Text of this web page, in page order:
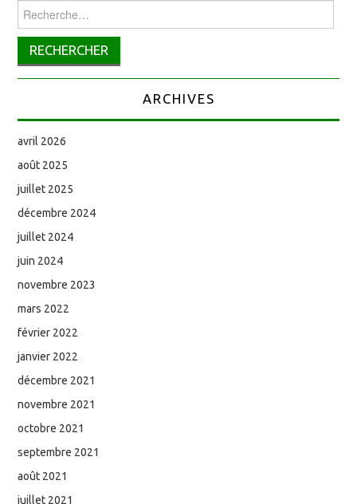
Rechercher :
ARCHIVES
avril 2026
août 2025
juillet 2025
décembre 2024
juillet 2024
juin 2024
novembre 2023
mars 2022
février 2022
janvier 2022
décembre 2021
novembre 2021
octobre 2021
septembre 2021
août 2021
juillet 2021